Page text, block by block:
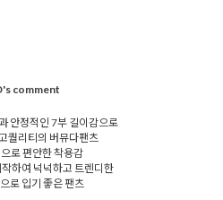
comment
안정적인 7부 길이감으로
퀄리티의 버뮤다팬츠
로 편안한 착용감
하여 넉넉하고 트렌디한
로 입기 좋은 팬츠